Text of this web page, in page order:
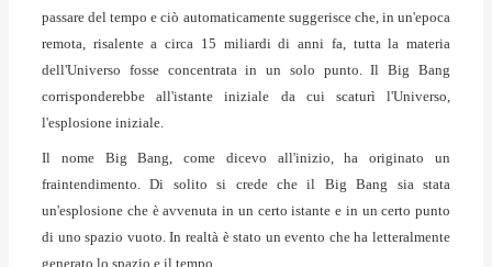
passare del tempo e ciò automaticamente suggerisce che, in un'epoca
remota, risalente a circa 15 miliardi di anni fa, tutta la materia
dell'Universo fosse concentrata in un solo punto. Il Big Bang
corrisponderebbe all'istante iniziale da cui scaturì l'Universo,
l'esplosione iniziale.
Il nome Big Bang, come dicevo all'inizio, ha originato un
fraintendimento. Di solito si crede che il Big Bang sia stata
un'esplosione che è avvenuta in un certo istante e in un certo punto
di uno spazio vuoto. In realtà è stato un evento che ha letteralmente
generato lo spazio e il tempo.